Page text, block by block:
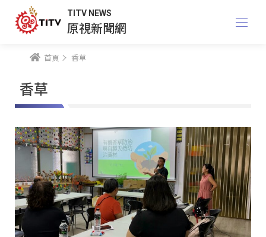
TITV NEWS
原視新聞網
首頁 香草
香草